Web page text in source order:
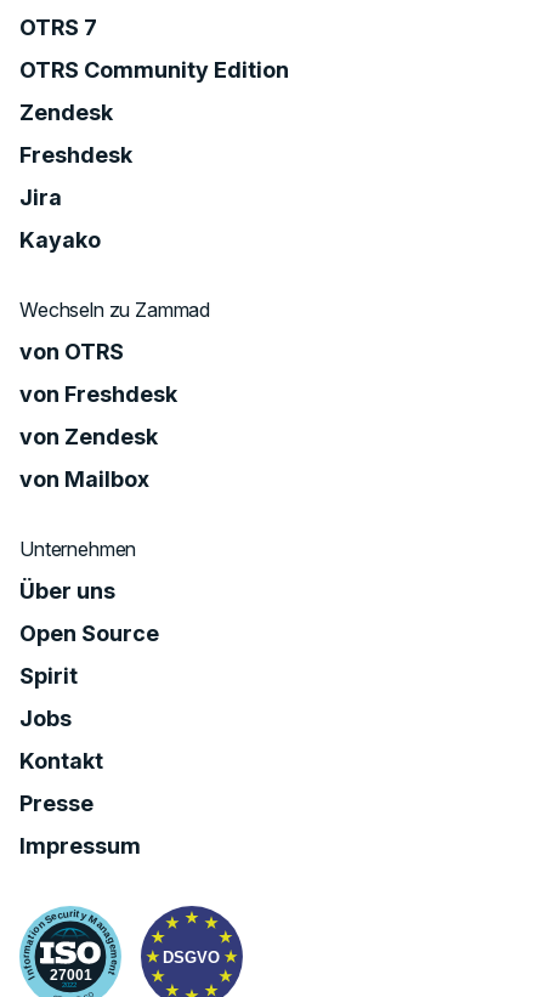
OTRS 7
OTRS Community Edition
Zendesk
Freshdesk
Jira
Kayako
Wechseln zu Zammad
von OTRS
von Freshdesk
von Zendesk
von Mailbox
Unternehmen
Über uns
Open Source
Spirit
Jobs
Kontakt
Presse
Impressum